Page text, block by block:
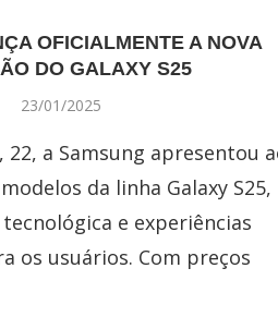
OFICIALMENTE A NOVA
DO GALAXY S25
23/01/2025
a Samsung apresentou
da linha Galaxy S25,
e experiências
os usuários. Com preços